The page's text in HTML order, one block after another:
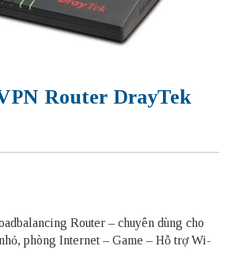
Router DrayTek
Router – chuyên dùng cho
phòng Internet – Game – Hỗ trợ Wi-